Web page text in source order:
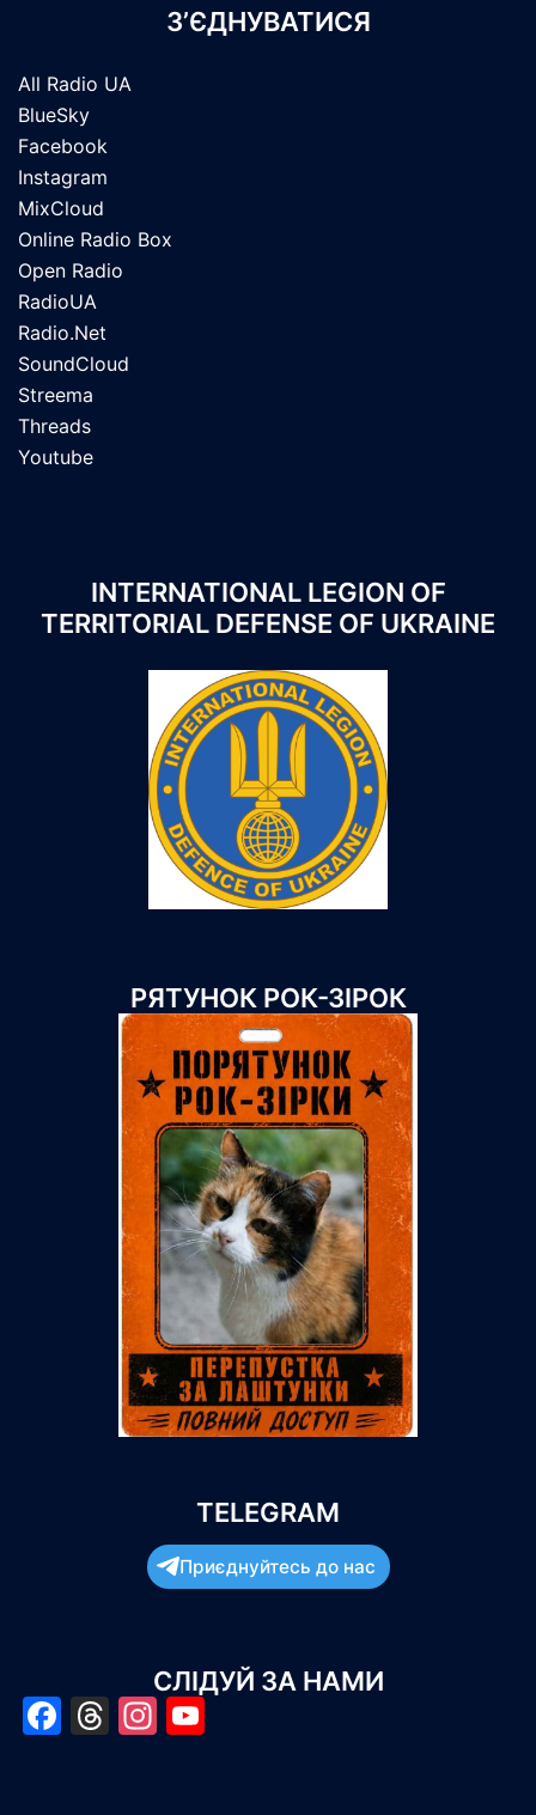
З’ЄДНУВАТИСЯ
All Radio UA
BlueSky
Facebook
Instagram
MixCloud
Online Radio Box
Open Radio
RadioUA
Radio.Net
SoundCloud
Streema
Threads
Youtube
INTERNATIONAL LEGION OF
TERRITORIAL DEFENSE OF UKRAINE
РЯТУНОК РОК-ЗІРОК
TELEGRAM
Приєднуйтесь до нас
СЛІДУЙ ЗА НАМИ
Facebook
Threads
Instagram